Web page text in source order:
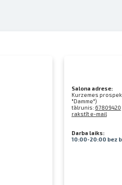
Salona adrese:
Kurzemes
"Damme")
tālrunis: 67809420
rakstīt e-mail
Darba laiks:
10:00-20:00 bez